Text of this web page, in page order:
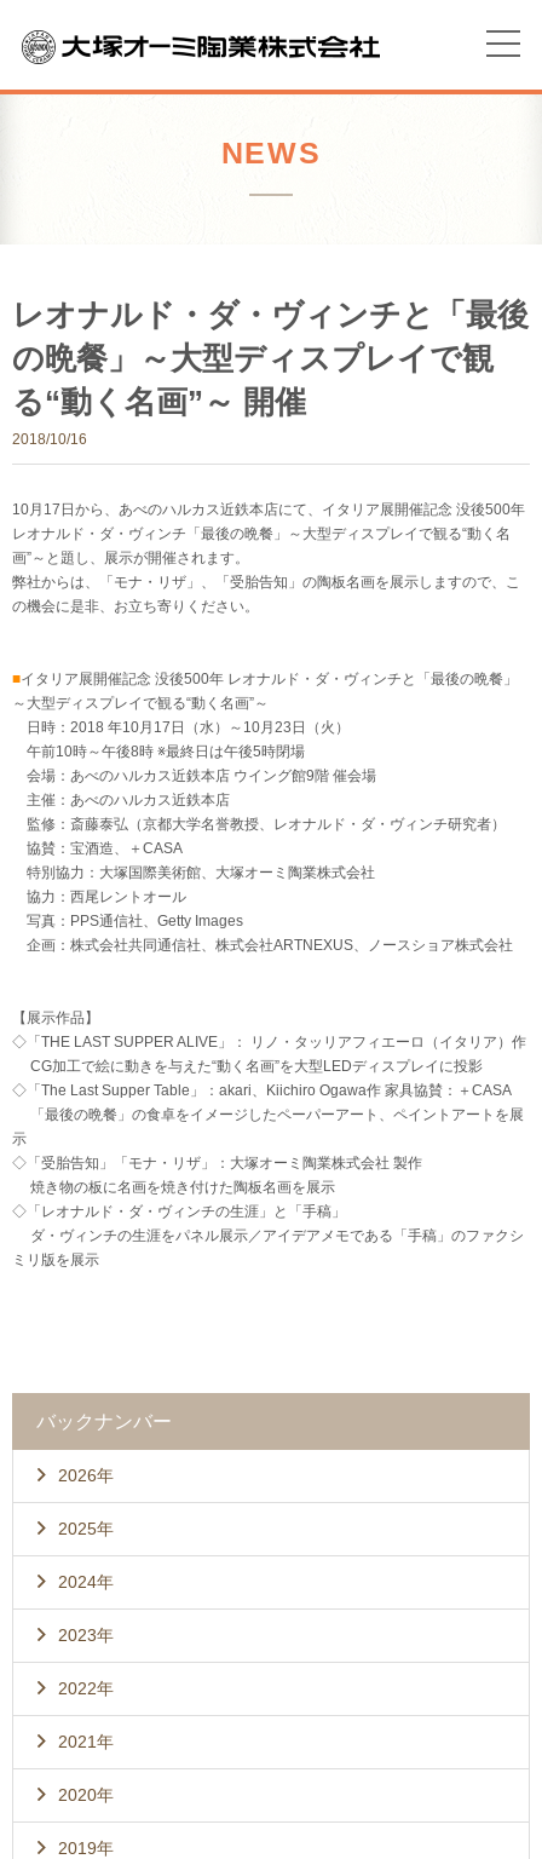
NEWS
レオナルド・ダ・ヴィンチと「最後
の晩餐」～大型ディスプレイで観
る“動く名画”～ 開催
2018/10/16
10月17日から、あべのハルカス近鉄本店にて、イタリア展開催記念 没後500年
レオナルド・ダ・ヴィンチ「最後の晩餐」～大型ディスプレイで観る“動く名
画”～と題し、展示が開催されます。
弊社からは、「モナ・リザ」、「受胎告知」の陶板名画を展示しますので、こ
の機会に是非、お立ち寄りください。
■イタリア展開催記念 没後500年 レオナルド・ダ・ヴィンチと「最後の晩餐」
～大型ディスプレイで観る“動く名画”～
日時：2018 年10月17日（水）～10月23日（火）
午前10時～午後8時 ※最終日は午後5時閉場
会場：あべのハルカス近鉄本店 ウイング館9階 催会場
主催：あべのハルカス近鉄本店
監修：斎藤泰弘（京都大学名誉教授、レオナルド・ダ・ヴィンチ研究者）
協賛：宝酒造、＋CASA
特別協力：大塚国際美術館、大塚オーミ陶業株式会社
協力：西尾レントオール
写真：PPS通信社、Getty Images
企画：株式会社共同通信社、株式会社ARTNEXUS、ノースショア株式会社
【展示作品】
◇「THE LAST SUPPER ALIVE」： リノ・タッリアフィエーロ（イタリア）作
CG加工で絵に動きを与えた“動く名画”を大型LEDディスプレイに投影
◇「The Last Supper Table」：akari、Kiichiro Ogawa作 家具協賛：＋CASA
「最後の晩餐」の食卓をイメージしたペーパーアート、ペイントアートを展
示
◇「受胎告知」「モナ・リザ」：大塚オーミ陶業株式会社 製作
焼き物の板に名画を焼き付けた陶板名画を展示
◇「レオナルド・ダ・ヴィンチの生涯」と「手稿」
ダ・ヴィンチの生涯をパネル展示／アイデアメモである「手稿」のファクシ
ミリ版を展示
バックナンバー
2026年
2025年
2024年
2023年
2022年
2021年
2020年
2019年